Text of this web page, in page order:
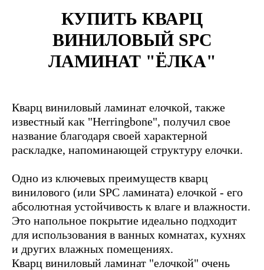
КУПИТЬ КВАРЦ
ВИНИЛОВЫЙ SPC
ЛАМИНАТ "ЁЛКА"
Кварц виниловый ламинат елочкой, также
известный как "Herringbone", получил свое
название благодаря своей характерной
раскладке, напоминающей структуру елочки.
Одно из ключевых преимуществ кварц
винилового (или SPC ламината) елочкой - его
абсолютная устойчивость к влаге и влажности.
Это напольное покрытие идеально подходит
для использования в ванных комнатах, кухнях
и других влажных помещениях.
Кварц виниловый ламинат "елочкой" очень